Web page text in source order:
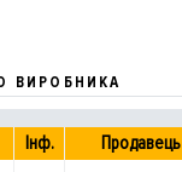
ВИРОБНИКА
Інф. Продавець